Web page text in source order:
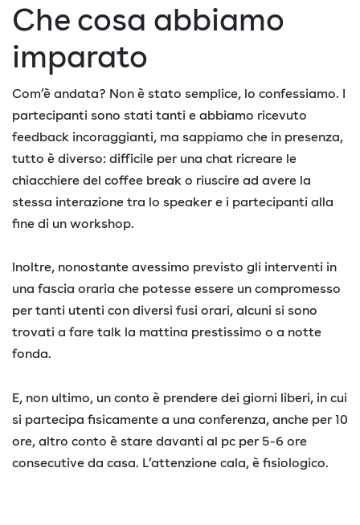
Che cosa abbiamo
imparato
Com’è andata? Non è stato semplice, lo confessiamo. I
partecipanti sono stati tanti e abbiamo ricevuto
feedback incoraggianti, ma sappiamo che in presenza,
tutto è diverso: difficile per una chat ricreare le
chiacchiere del coffee break o riuscire ad avere la
stessa interazione tra lo speaker e i partecipanti alla
fine di un workshop.
Inoltre, nonostante avessimo previsto gli interventi in
una fascia oraria che potesse essere un compromesso
per tanti utenti con diversi fusi orari, alcuni si sono
trovati a fare talk la mattina prestissimo o a notte
fonda.
E, non ultimo, un conto è prendere dei giorni liberi, in cui
si partecipa fisicamente a una conferenza, anche per 10
ore, altro conto è stare davanti al pc per 5-6 ore
consecutive da casa. L’attenzione cala, è fisiologico.